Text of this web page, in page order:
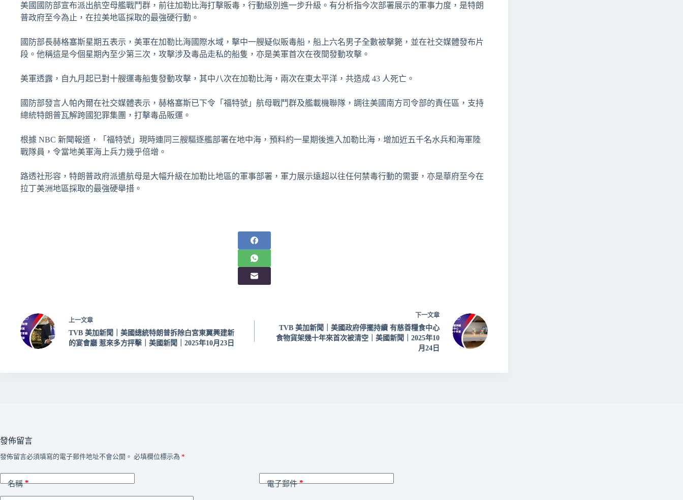
美國國防部宣布派出航空母艦戰鬥群，前往加勒比海打擊販毒，行動級別進一步升級。有分析指今次部署展示的軍事力度，是特朗
普政府至今為止，在拉美地區採取的最強硬行動。
國防部長赫格塞斯星期五表示，美軍在加勒比海國際水域，擊中一艘疑似販毒船，船上六名男子全數被擊斃，並在社交媒體發布片
段。他稱這是今個星期內至少第三次，攻擊涉及毒品走私的船隻，亦是美軍首次在夜間發動攻擊。
美軍透露，自九月起已對十艘運毒船隻發動攻擊，其中八次在加勒比海，兩次在東太平洋，共造成 43 人死亡。
國防部發言人帕內爾在社交媒體表示，赫格塞斯已下令「福特號」航母戰鬥群及艦載機聯隊，調往美國南方司令部的責任區，支持
總統特朗普瓦解跨國犯罪集團，打擊毒品販運。
根據 NBC 新聞報道，「福特號」現時連同三艘驅逐艦部署在地中海，預料約一星期後進入加勒比海，增加近五千名水兵和海軍陸
戰隊員，令當地美軍海上兵力幾乎倍增。
路透社形容，特朗普政府派遣航母是大幅升級在加勒比地區的軍事部署，軍力展示遠超以往任何禁毒行動的需要，亦是華府至今在
拉丁美洲地區採取的最強硬舉措。
上一文章
TVB 美加新聞｜美國總統特朗普拆除白宮東翼興建新
的宴會廳 惹來多方抨擊｜美國新聞｜2025年10月23日
下一文章
TVB 美加新聞｜美國政府停擺持續 有慈善糧食中心
食物貨架幾十年來首次被清空｜美國新聞｜2025年10
月24日
發佈留言
發佈留言必須填寫的電子郵件地址不會公開。 必填欄位標示為 *
名稱* 電子郵件*